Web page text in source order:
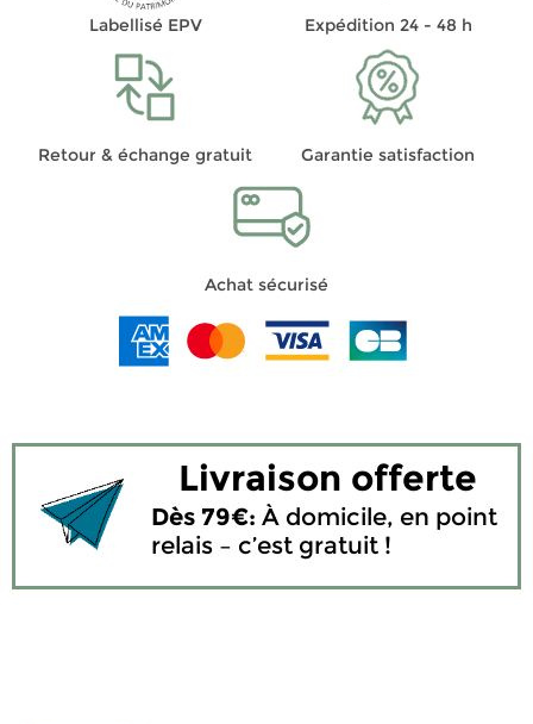
Labellisé EPV Expédition 24 - 48 h
Retour & échange gratuit Garantie satisfaction
Achat sécurisé
Livraison offerte
Dès 79€: À domicile, en point
relais – c’est gratuit !